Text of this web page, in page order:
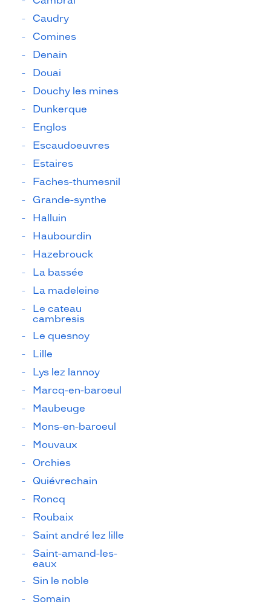
Caudry
Comines
Denain
Douai
Douchy les mines
Dunkerque
Englos
Escaudoeuvres
Estaires
Faches-thumesnil
Grande-synthe
Halluin
Haubourdin
Hazebrouck
La bassée
La madeleine
Le cateau
cambresis
Le quesnoy
Lille
Lys lez lannoy
Marcq-en-baroeul
Maubeuge
Mons-en-baroeul
Mouvaux
Orchies
Quiévrechain
Roncq
Roubaix
Saint andré lez lille
Saint-amand-les-
eaux
Sin le noble
Somain